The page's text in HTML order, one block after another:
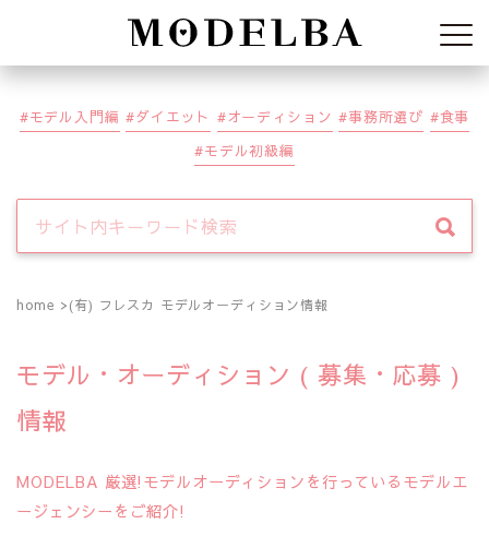
Modelba
モデル入門編 ダイエット オーディション 事務所選び
食事
モデル初級編
home (有) フレスカ モデルオーディション情報
モデル・オーディション ( 募集・応募 )
情報
MODELBA 厳選!モデルオーディションを行っているモデルエ
ージェンシーをご紹介!